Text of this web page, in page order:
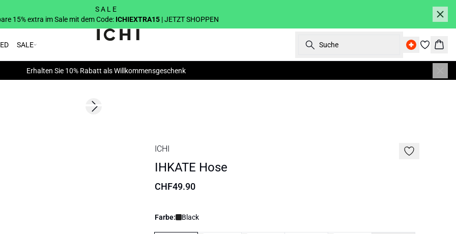
S A L E
15% extra im Sale mit dem Code: ICHIEXTRA15 | JETZT SHOPPEN
SALE Suche
Erhalten Sie 10% Rabatt als Willkommensgeschenk
Next slide
ICHI
IHKATE Hose
CHF49.90
Farbe: Black